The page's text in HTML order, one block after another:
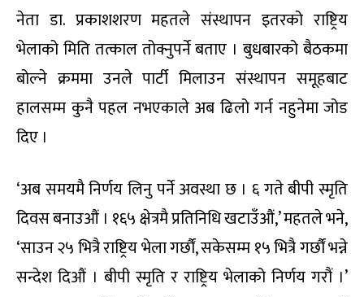
नेता डा. प्रकाशशरण महतले संस्थापन इतरको राष्ट्रिय
भेलाको मिति तत्काल तोक्नुपर्ने बताए । बुधबारको बैठकमा
बोल्ने क्रममा उनले पार्टी मिलाउन संस्थापन समूहबाट
हालसम्म कुनै पहल नभएकाले अब ढिलो गर्न नहुनेमा जोड
दिए ।
‘अब समयमै निर्णय लिनु पर्ने अवस्था छ । ६ गते बीपी स्मृति
दिवस बनाउऔं । १६५ क्षेत्रमै प्रतिनिधि खटाउँऔं,’ महतले भने,
‘साउन २५ भित्रै राष्ट्रिय भेला गर्छौं, सकेसम्म १५ भित्रै गर्छौं भन्ने
सन्देश दिऔं । बीपी स्मृति र राष्ट्रिय भेलाको निर्णय गरौं ।’